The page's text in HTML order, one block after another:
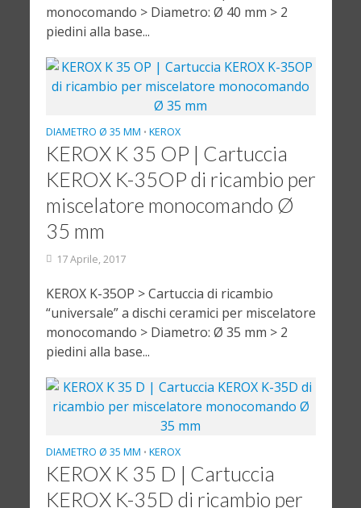
monocomando > Diametro: Ø 40 mm > 2
piedini alla base...
DIAMETRO Ø 35 MM • KEROX
KEROX K 35 OP | Cartuccia
KEROX K-35OP di ricambio per
miscelatore monocomando Ø
35 mm
17 Aprile, 2017
KEROX K-35OP > Cartuccia di ricambio
“universale” a dischi ceramici per miscelatore
monocomando > Diametro: Ø 35 mm > 2
piedini alla base...
DIAMETRO Ø 35 MM • KEROX
KEROX K 35 D | Cartuccia
KEROX K-35D di ricambio per